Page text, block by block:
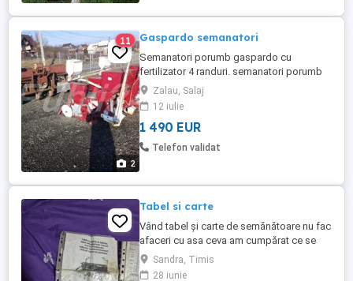
2
11 Gaspardo semanatori
Semanatori porumb gaspardo cu
fertilizator 4 randuri. semanatori porumb
gaspardo cu fertilizator 4 randuri, tel.
Zalau, Salaj
12 iulie
1 490 EUR
Telefon validat
Tabel si carte
Vând tabel și carte de semănătoare nu fac
afaceri cu asa ceva am cumpărat ce se
vede în poze din Italia tabel sunt de la mai
multe modelele gaspardo am carte
Sandra, Timis
28 iunie